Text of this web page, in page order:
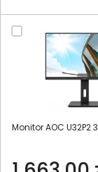
Monitor AOC U32P2